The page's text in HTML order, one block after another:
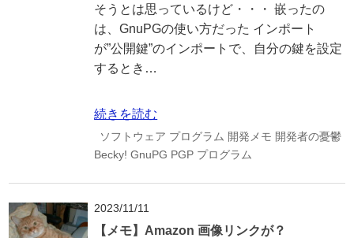
そうとは思っているけど・・・ 嵌ったの
は、GnuPGの使い方だった インポート
が”公開鍵”のインポートで、自分の鍵を設定
するとき…
続きを読む
ソフトウェア プログラム 開発メモ 開発者の憂鬱
Becky! GnuPG PGP プログラム
2023/11/11
【メモ】Amazon 画像リンクが？